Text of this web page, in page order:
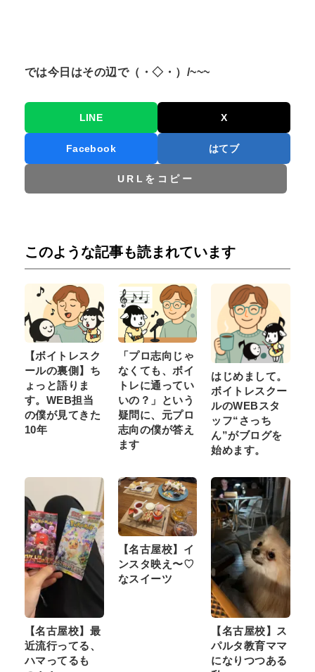
では今日はその辺で（・◇・）/~~~
LINE X
Facebook はてブ
URLをコピー
このような記事も読まれています
【ボイトレスク
ールの裏側】ち
ょっと語りま
す。WEB担当
の僕が見てきた
10年
「プロ志向じゃ
なくても、ボイ
トレに通ってい
いの？」という
疑問に、元プロ
志向の僕が答え
ます
はじめまして。
ボイトレスクー
ルのWEBスタ
ッフ“さっち
ん”がブログを
始めます。
【名古屋校】最
近流行ってる、
ハマってるも
【名古屋校】イ
ンスタ映え〜♡
なスイーツ
【名古屋校】ス
パルタ教育ママ
になりつつある